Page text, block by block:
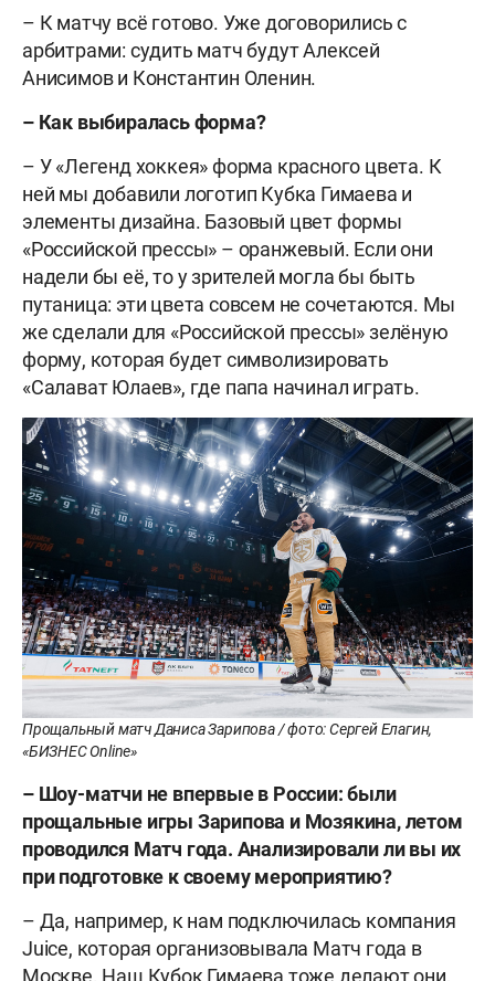
– К матчу всё готово. Уже договорились с
арбитрами: судить матч будут Алексей
Анисимов и Константин Оленин.
– Как выбиралась форма?
– У «Легенд хоккея» форма красного цвета. К
ней мы добавили логотип Кубка Гимаева и
элементы дизайна. Базовый цвет формы
«Российской прессы» – оранжевый. Если они
надели бы её, то у зрителей могла бы быть
путаница: эти цвета совсем не сочетаются. Мы
же сделали для «Российской прессы» зелёную
форму, которая будет символизировать
«Салават Юлаев», где папа начинал играть.
Прощальный матч Даниса Зарипова / фото: Сергей Елагин,
«БИЗНЕС Online»
– Шоу-матчи не впервые в России: были
прощальные игры Зарипова и Мозякина, летом
проводился Матч года. Анализировали ли вы их
при подготовке к своему мероприятию?
– Да, например, к нам подключилась компания
Juice, которая организовывала Матч года в
Москве. Наш Кубок Гимаева тоже делают они,